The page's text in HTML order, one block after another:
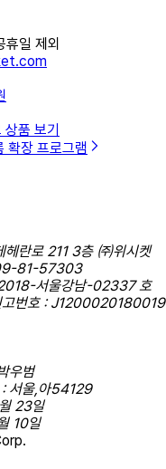
휴일 제외
상품 보기
확장 프로그램
헤란로 211 3층 ㈜위시켓
81-57303
서울강남-02337 호
고번호 : J1200020180019
우범
: 서울,아54129
23일
10일